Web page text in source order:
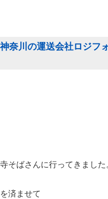
奈川の運送会社ロジフ
そばさんに行ってきました
済ませて